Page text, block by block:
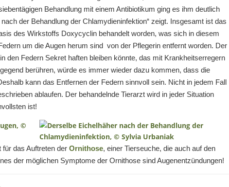
Behandlung mit einem Antibiotikum ging es ihm deutlich
der Behandlung der Chlamydieninfektion“ zeigt. Insgesamt ist das
des Wirkstoffs Doxycyclin behandelt worden, was sich in diesem
um die Augen herum sind von der Pflegerin entfernt worden. Der
den Federn Sekret haften bleiben könnte, das mit Krankheitserregern
berühren, würde es immer wieder dazu kommen, dass die
kann das Entfernen der Federn sinnvoll sein. Nicht in jedem Fall
ablaufen. Der behandelnde Tierarzt wird in jeder Situation
ist!
das Auftreten der Ornithose, einer Tierseuche, die auch auf den
der möglichen Symptome der Ornithose sind Augenentzündungen!